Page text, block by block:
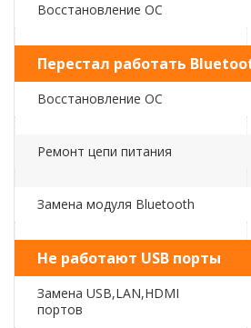
Восстановление ОС
Перестал работать
Восстановление ОС
Ремонт цепи питания
Замена модуля Bluetooth
Не работают USB порты
Замена USB,LAN,HDMI
портов